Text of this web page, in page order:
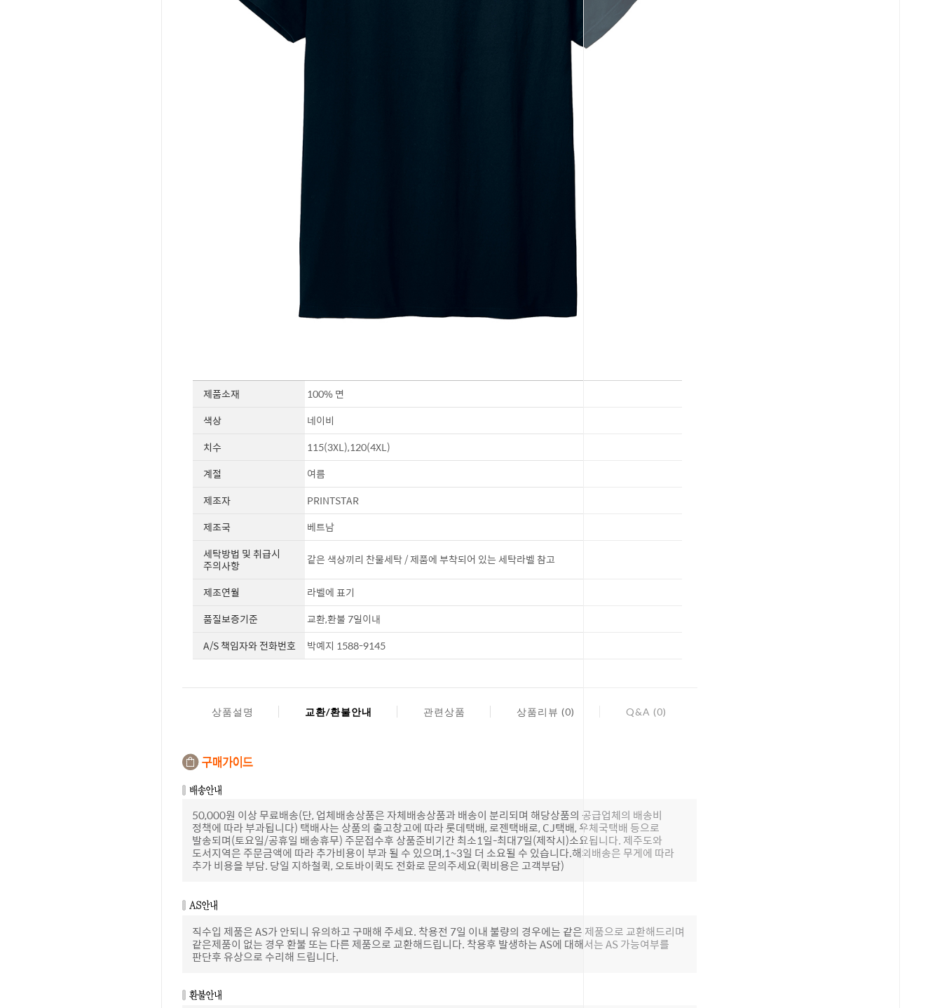
제품소재
100% 면
색상
네이비
치수
115(3XL),120(4XL)
계절
여름
제조자
PRINTSTAR
제조국
베트남
세탁방법 및 취급시
주의사항 같은 색상끼리 찬물세탁 / 제품에 부착되어 있는 세탁라벨 참고
제조연월
라벨에 표기
품질보증기준
교환,환불 7일이내
A/S 책임자와 전화번호
박예지 1588-9145
상품설명 교환/환불안내 관련상품 상품리뷰 (0) Q&A (0)
50,000원 이상 무료배송(단, 업체배송상품은 자체배송상품과 배송이 분리되며 해당상품의 공급업체의 배송비
정책에 따라 부과됩니다) 택배사는 상품의 출고창고에 따라 롯데택배, 로젠택배로, CJ택배, 우체국택배 등으로
발송되며(토요일/공휴일 배송휴무) 주문접수후 상품준비기간 최소1일-최대7일(제작시)소요됩니다. 제주도와
도서지역은 주문금액에 따라 추가비용이 부과 될 수 있으며,1~3일 더 소요될 수 있습니다.해외배송은 무게에 따라
추가 비용을 부담. 당일 지하철퀵, 오토바이퀵도 전화로 문의주세요(퀵비용은 고객부담)
직수입 제품은 AS가 안되니 유의하고 구매해 주세요. 착용전 7일 이내 불량의 경우에는 같은 제품으로 교환해드리며
같은제품이 없는 경우 환불 또는 다른 제품으로 교환해드립니다. 착용후 발생하는 AS에 대해서는 AS 가능여부를
판단후 유상으로 수리해 드립니다.